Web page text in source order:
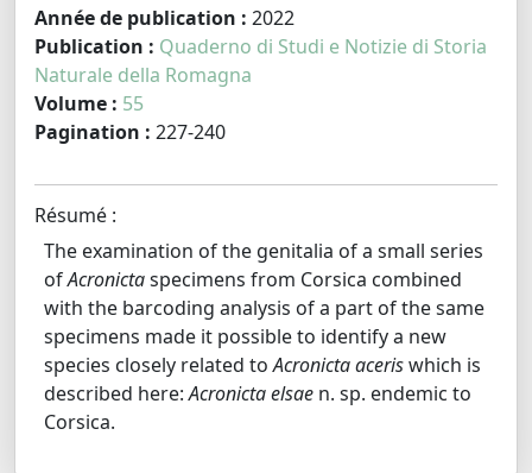
Année de publication : 2022
Publication : Quaderno di Studi e Notizie di Storia
Naturale della Romagna
Volume : 55
Pagination : 227-240
Résumé :
The examination of the genitalia of a small series
ofAcronictaspecimens from Corsica combined
with the barcoding analysis of a part of the same
specimens made it possible to identify a new
species closely related toAcronicta aceriswhich is
described here:Acronicta elsae n. sp. endemic to
Corsica.